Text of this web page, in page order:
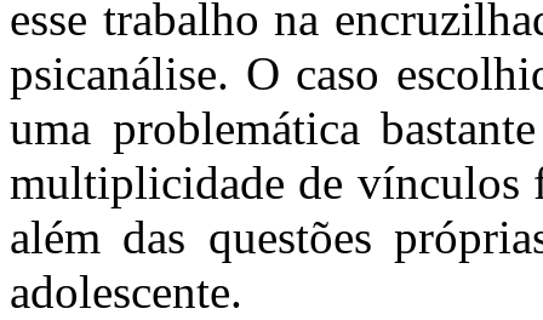
esse trabalho na
psicanálise. O caso
uma problemática
multiplicidade de vínculos
além das questões
adolescente.